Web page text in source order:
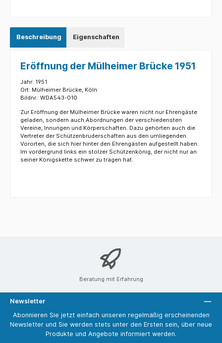
Beschreibung Eigenschaften
Eröffnung der Mülheimer Brücke 1951
Jahr: 1951
Ort: Mülheimer Brücke, Köln
Bildnr.: WDA543-010
Zur Eröffnung der Mülheimer Brücke waren nicht nur Ehrengäste
geladen, sondern auch Abordnungen der verschiedensten
Vereine, Innungen und Körperschaften. Dazu gehörten auch die
Vertreter der Schützenbruderschaften aus den umliegenden
Vororten, die sich hier hinter den Ehrengästen aufgestellt haben.
Im vordergrund links ein stolzer Schützenkönig, der nicht nur an
seiner Königskette schwer zu tragen hat.
Beratung mit Erfahrung
Newsletter
Abonnieren Sie jetzt einfach unseren regelmäßig erscheinenden
Newsletter und Sie werden stets unter den Ersten sein, über neue
Produkte und Angebote informiert werden.